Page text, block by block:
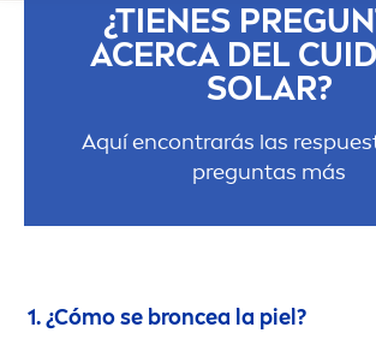
¿TIENES
ACERCA DEL
SOLAR?
Aquí encontrarás las
preguntas más
1. ¿Cómo se broncea la piel?